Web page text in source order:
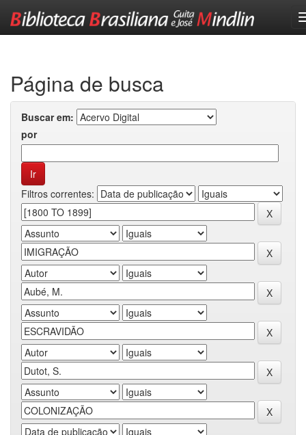
Página de busca
Buscar em:
por
Filtros correntes: